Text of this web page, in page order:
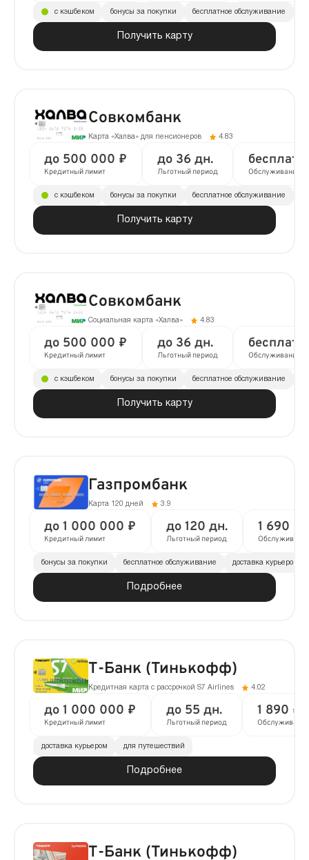
Получить карту
с кэшбеком бонусы за покупки бесплатное обслуживание
Совкомбанк
Карта «Халва» для пенсионеров 4.83
до 500 000 ₽
Кредитный лимит
до 36 дн.
Льготный период Обслуживание
Получить карту
с кэшбеком бонусы за покупки бесплатное обслуживание
Совкомбанк
Социальная карта «Халва» 4.83
до 500 000 ₽
Кредитный лимит
до 36 дн.
Льготный период Обслуживание
Получить карту
с кэшбеком бонусы за покупки бесплатное обслуживание
Газпромбанк
Карта 120 дней 3.9
до 1 000 000 ₽
Кредитный лимит
до 120 дн.
Льготный период
1 690 ₽
Подробнее
бонусы за покупки бесплатное обслуживание доставка курьером
Т-Банк (Тинькофф)
Кредитная карта с рассрочкой S7 Airlines 4.02
до 1 000 000 ₽
Кредитный лимит
до 55 дн.
Льготный период
1 890 ₽
Обслуживание
Подробнее
доставка курьером для путешествий
Т-Банк (Тинькофф)